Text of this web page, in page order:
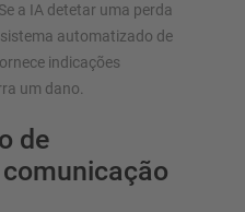
a IA detetar uma perda
automatizado de
indicações
um dano.
de